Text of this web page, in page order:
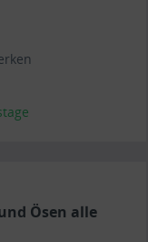
Ösen alle